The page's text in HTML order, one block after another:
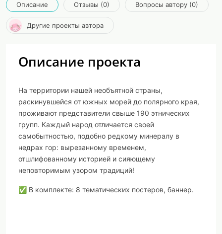
Описание Отзывы (0) Вопросы автору (0)
Другие проекты автора
Описание проекта
На территории нашей необъятной страны,
раскинувшейся от южных морей до полярного края,
проживают представители свыше 190 этнических
групп. Каждый народ отличается своей
самобытностью, подобно редкому минералу в
недрах гор: вырезанному временем,
отшлифованному историей и сияющему
неповторимым узором традиций!
✅ В комплекте: 8 тематических постеров, баннер.